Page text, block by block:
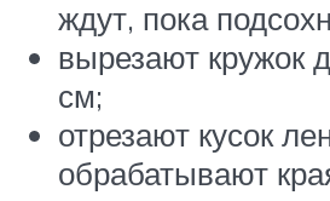
ждут, пока
вырезают кружок
см;
отрезают кусок
обрабатывают